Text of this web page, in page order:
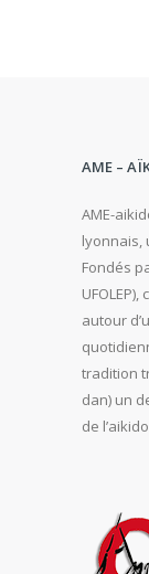
AME –
AME-
lyonnais,
Fondés
autour
tradition
dan) un
de